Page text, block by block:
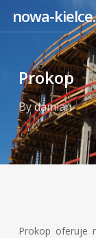
content
nowa-
Prokop
Bydamian
Prokop oferuje